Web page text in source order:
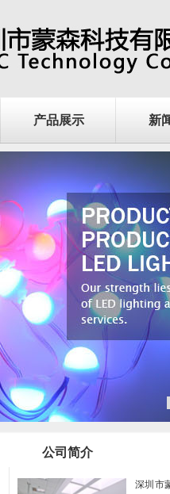
产品展示 新
公司简介
深圳市